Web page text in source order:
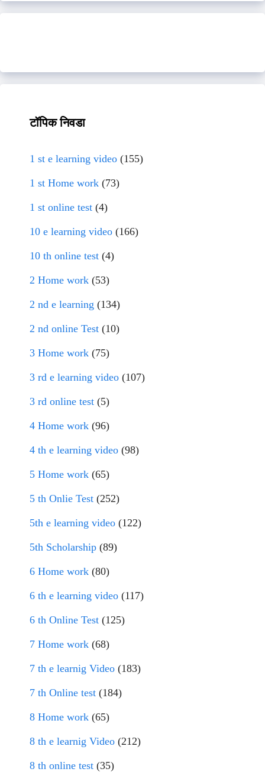
टॉपिक निवडा
1 st e learning video (155)
1 st Home work (73)
1 st online test (4)
10 e learning video (166)
10 th online test (4)
2 Home work (53)
2 nd e learning (134)
2 nd online Test (10)
3 Home work (75)
3 rd e learning video (107)
3 rd online test (5)
4 Home work (96)
4 th e learning video (98)
5 Home work (65)
5 th Onlie Test (252)
5th e learning video (122)
5th Scholarship (89)
6 Home work (80)
6 th e learning video (117)
6 th Online Test (125)
7 Home work (68)
7 th e learnig Video (183)
7 th Online test (184)
8 Home work (65)
8 th e learnig Video (212)
8 th online test (35)